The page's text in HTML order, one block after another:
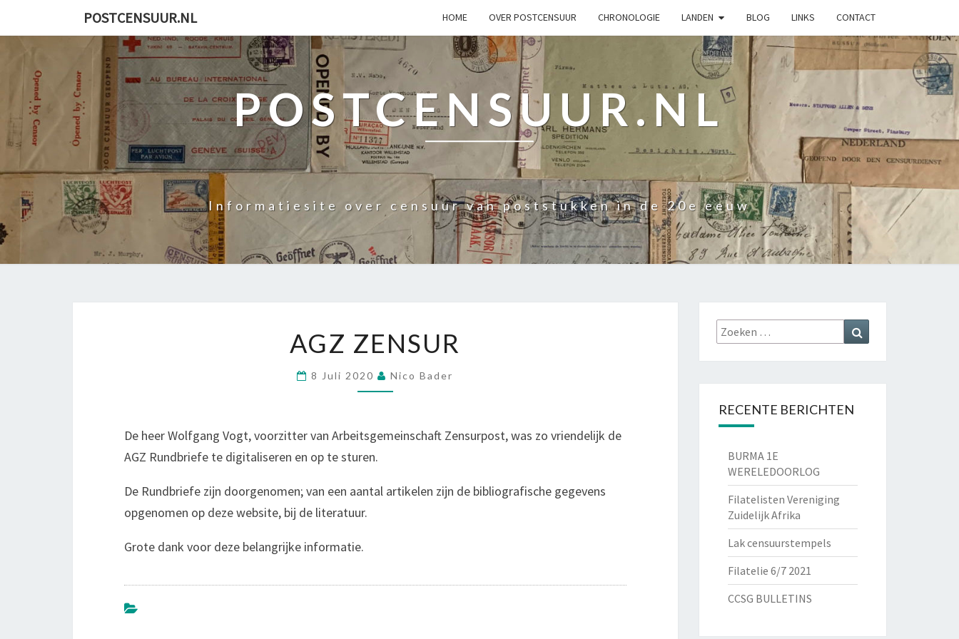
POSTCENSUUR.NL HOME OVER POSTCENSUUR CHRONOLOGIE LANDEN BLOG LINKS CONTACT
POSTCENSUUR.NL
Informatiesite over censuur van poststukken in de 20e eeuw
ZENSUR
AGZ ZENSUR
8 Juli 2020 Nico Bader
De heer Wolfgang Vogt, voorzitter van Arbeitsgemeinschaft Zensurpost, was zo vriendelijk de
AGZ Rundbriefe te digitaliseren en op te sturen.
De Rundbriefe zijn doorgenomen; van een aantal artikelen zijn de bibliografische gegevens
opgenomen op deze website, bij de literatuur.
Grote dank voor deze belangrijke informatie.
Zoeken
naar:
RECENTE BERICHTEN
BURMA 1E
WERELEDOORLOG
Filatelisten Vereniging
Zuidelijk Afrika
Lak censuurstempels
Filatelie 6/7 2021
CCSG BULLETINS